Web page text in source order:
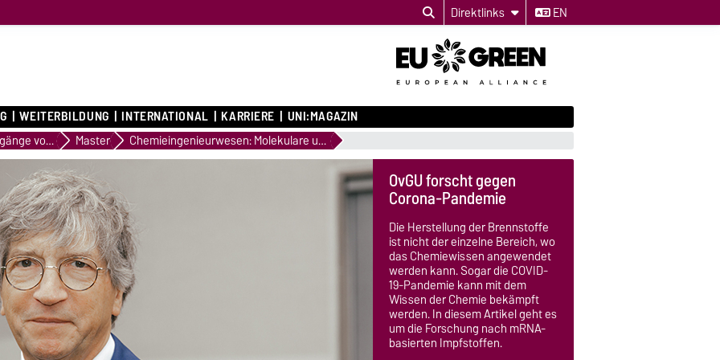
Direktlinks EN
WEITERBILDUNG INTERNATIONAL KARRIERE UNI:MAGAZIN
Studiengänge von A bis Z Master Chemieingenieurwesen: Molekulare und Strukturelle Produktgestaltung
OvGU forscht gegen
Corona-Pandemie
Die Herstellung der Brennstoffe
ist nicht der einzelne Bereich, wo
das Chemiewissen angewendet
werden kann. Sogar die COVID-
19-Pandemie kann mit dem
Wissen der Chemie bekämpft
werden. In diesem Artikel geht es
um die Forschung nach mRNA-
basierten Impfstoffen.